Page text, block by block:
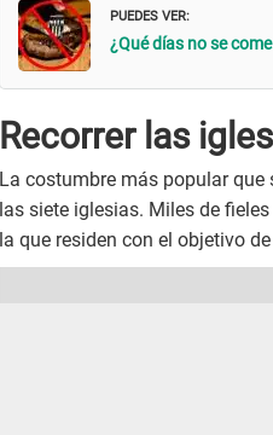
PUEDES VER:
¿Qué días no se
Recorrer las
La costumbre más popular que
las siete iglesias. Miles de
la que residen con el objetivo